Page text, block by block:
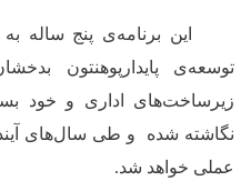
این برنامه‌ی پنج ساله به
توسعه‌ی پایدار پوهنتون
زیرساخت‌های اداری و خود
نگاشته شده و طی سال‌های
عملی خواهد شد.